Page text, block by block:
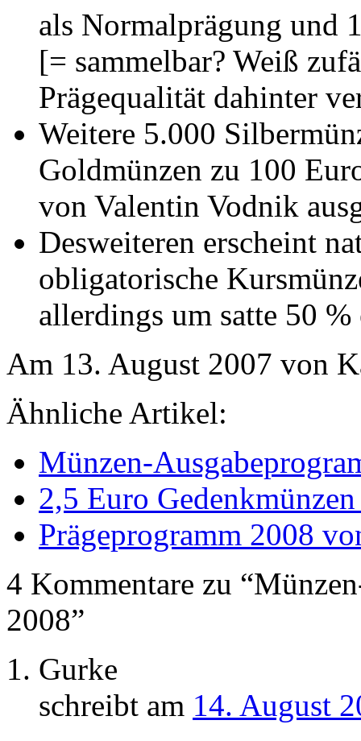
als Normalprägung und
[= sammelbar? Weiß
Prägequalität dahinter
Weitere 5.000
Goldmünzen zu 100
von Valentin Vodnik
Desweiteren erscheint
obligatorische
allerdings um satte 50
Am 13. August 2007 von
Ähnliche Artikel:
Münzen-
2,5 Euro
Prägeprogramm 2008
4 Kommentare zu
2008”
Gurke
schreibt am 14. August